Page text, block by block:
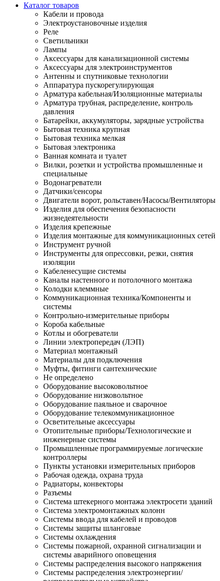
Каталог товаров
Кабели и провода
Электроустановочные изделия
Реле
Светильники
Лампы
Аксессуары для канализационной системы
Аксессуары для электроинструментов
Антенны и спутниковые технологии
Аппаратура пускорегулирующая
Арматура кабельная/Изоляционные материалы
Арматура трубная, распределение, контроль
давления
Батарейки, аккумуляторы, зарядные устройства
Бытовая техника крупная
Бытовая техника мелкая
Бытовая электроника
Ванная комната и туалет
Вилки, розетки и устройства промышленные и
специальные
Водонагреватели
Датчики/сенсоры
Двигатели ворот, рольставен/Насосы/Вентиляторы
Изделия для обеспечения безопасности
жизнедеятельности
Изделия крепежные
Изделия монтажные для коммуникационных сетей
Инструмент ручной
Инструменты для опрессовки, резки, снятия
изоляции
Кабеленесущие системы
Каналы настенного и потолочного монтажа
Колодки клеммные
Коммуникационная техника/Компоненты и
системы
Контрольно-измерительные приборы
Короба кабельные
Котлы и обогреватели
Линии электропередач (ЛЭП)
Материал монтажный
Материалы для подключения
Муфты, фитинги сантехнические
Не определено
Оборудование высоковольтное
Оборудование низковольтное
Оборудование паяльное и сварочное
Оборудование телекоммуникационное
Осветительные аксессуары
Отопительные приборы/Технологические и
инженерные системы
Промышленные программируемые логические
контроллеры
Пункты установки измерительных приборов
Рабочая одежда, охрана труда
Радиаторы, конвекторы
Разъемы
Система штекерного монтажа электросети зданий
Система электромонтажных колонн
Системы ввода для кабелей и проводов
Системы защиты шланговые
Системы охлаждения
Системы пожарной, охранной сигнализации и
системы аварийного оповещения
Системы распределения высокого напряжения
Системы распределения электроэнергии/